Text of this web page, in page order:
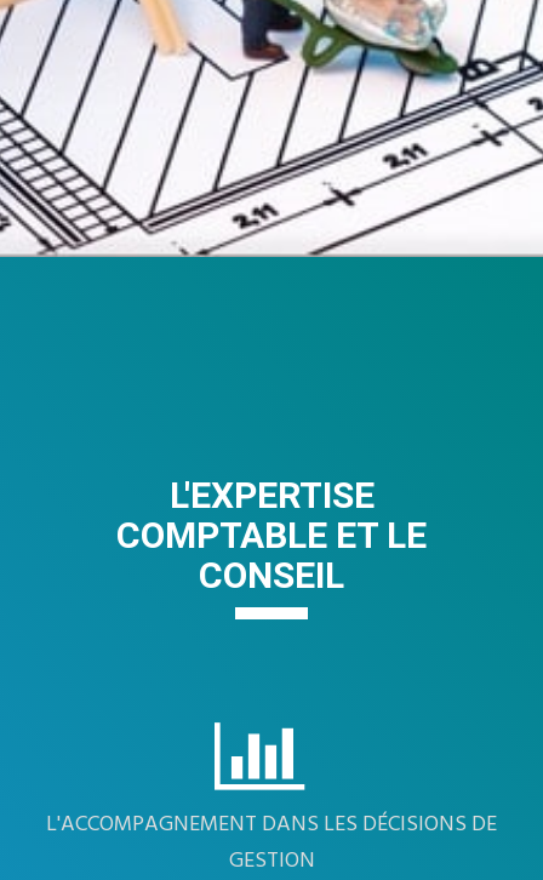
L'EXPERTISE
COMPTABLE ET LE
CONSEIL
L'ACCOMPAGNEMENT DANS LES DÉCISIONS DE
GESTION